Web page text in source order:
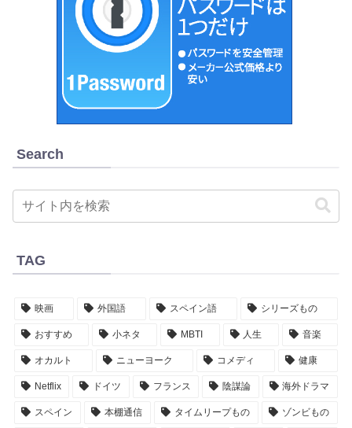
Search
TAG
映画 外国語 スペイン語 シリーズもの
おすすめ 小ネタ MBTI 人生 音楽
オカルト ニューヨーク コメディ 健康
Netflix ドイツ フランス 陰謀論 海外ドラマ
スペイン 本棚通信 タイムリープもの ゾンビもの